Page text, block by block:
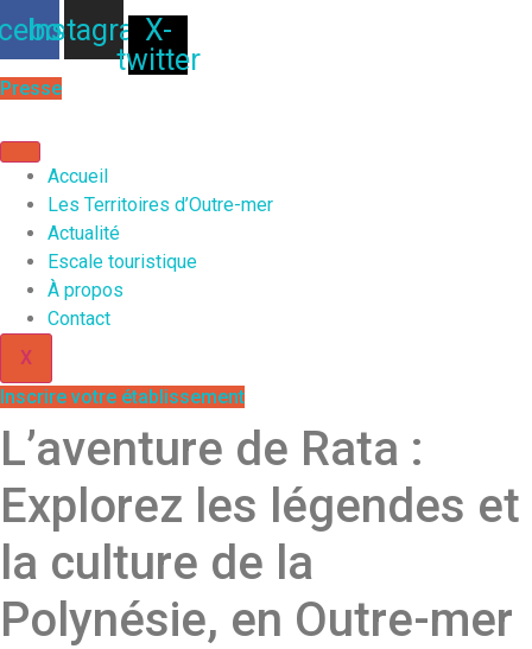
Aller
au InstagramX-
twitter
Presse
Accueil
Les Territoires d’Outre-mer
Actualité
Escale touristique
À propos
Contact
X
Inscrire votre établissement
L’aventure de Rata :
Explorez les légendes et
la culture de la
Polynésie, en Outre-mer